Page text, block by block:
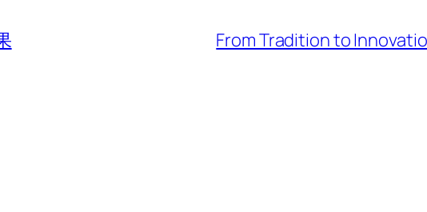
From Tradition to